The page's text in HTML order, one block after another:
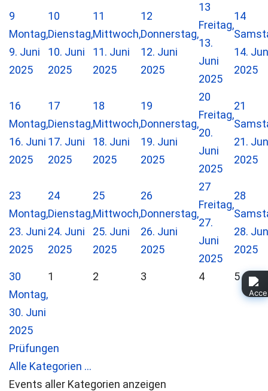
9
Montag,
9. Juni
2025
10
Dienstag,
10. Juni
2025
11
Mittwoch,
11. Juni
2025
12
Donnerstag,
12. Juni
2025
13
Freitag,
13.
Juni
2025
14
14.
2025
16
Montag,
16. Juni
2025
17
Dienstag,
17. Juni
2025
18
Mittwoch,
18. Juni
2025
19
Donnerstag,
19. Juni
2025
20
Freitag,
20.
Juni
2025
21
21.
2025
23
Montag,
23. Juni
2025
24
Dienstag,
24. Juni
2025
25
Mittwoch,
25. Juni
2025
26
Donnerstag,
26. Juni
2025
27
Freitag,
27.
Juni
2025
28
28.
2025
30
Montag,
30. Juni
2025
1 2 3 4 5
Prüfungen
Alle Kategorien ...
Events aller Kategorien anzeigen